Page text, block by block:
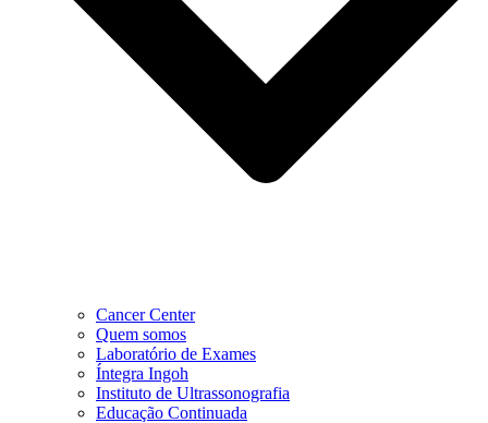
Cancer Center
Quem somos
Laboratório de Exames
Íntegra Ingoh
Instituto de Ultrassonografia
Educação Continuada